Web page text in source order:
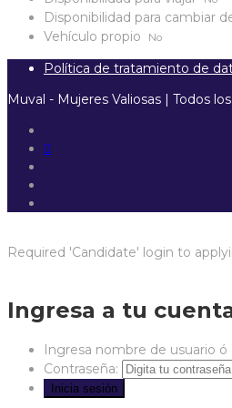
Disponibilidad para cambiar
Vehículo propio No
Política de tratamiento de
Muval - Mujeres Valiosas | Todos
Required 'Candidate' login to
Ingresa a tu
Ingresa nombre de usuario
Contraseña: